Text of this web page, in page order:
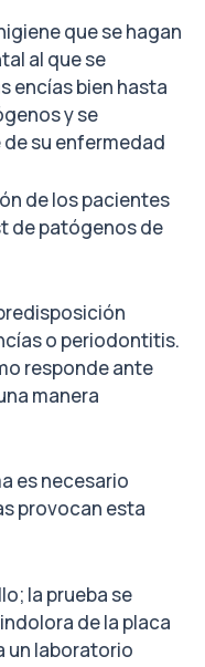
que se hagan
al que se
encías bien hasta
y se
su enfermedad
de los pacientes
de patógenos de
o periodontitis.
responde ante
manera
es necesario
provocan esta
la prueba se
de la placa
un laboratorio